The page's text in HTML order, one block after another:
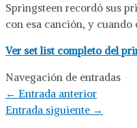
Springsteen recordó sus
con esa canción, y
Ver set list completo del
Navegación de entradas
← Entrada anterior
Entrada siguiente →